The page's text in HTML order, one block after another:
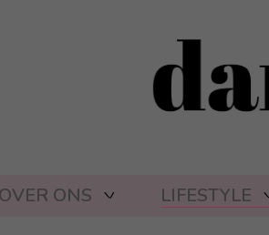
OVER ONS LIFESTYLE